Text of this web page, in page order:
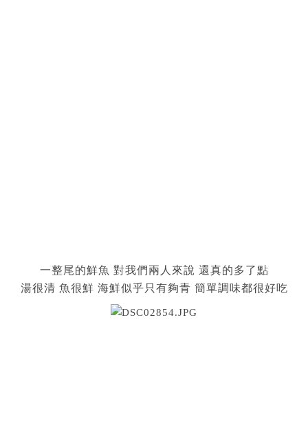
一整尾的鮮魚 對我們兩人來說 還真的多了點
湯很清 魚很鮮 海鮮似乎只有夠青 簡單調味都很好吃